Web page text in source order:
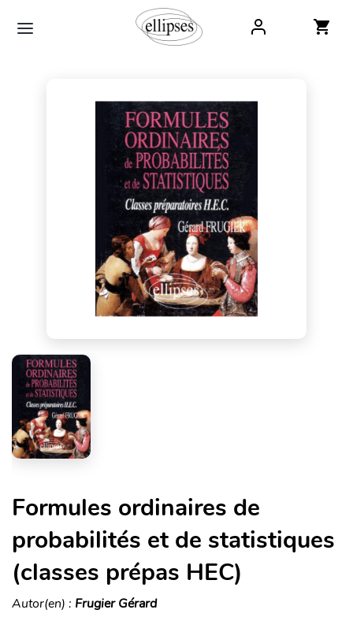
Formules ordinaires de
probabilités et de statistiques
(classes prépas HEC)
Autor(en) : Frugier Gérard